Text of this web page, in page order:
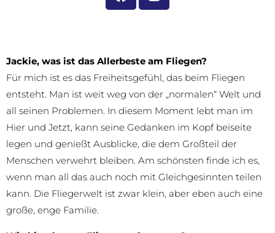
Jackie, was ist das Allerbeste am Fliegen?
Für mich ist es das Freiheitsgefühl, das beim Fliegen
entsteht. Man ist weit weg von der „normalen“ Welt und
all seinen Problemen. In diesem Moment lebt man im
Hier und Jetzt, kann seine Gedanken im Kopf beiseite
legen und genießt Ausblicke, die dem Großteil der
Menschen verwehrt bleiben. Am schönsten finde ich es,
wenn man all das auch noch mit Gleichgesinnten teilen
kann. Die Fliegerwelt ist zwar klein, aber eben auch eine
große, enge Familie.